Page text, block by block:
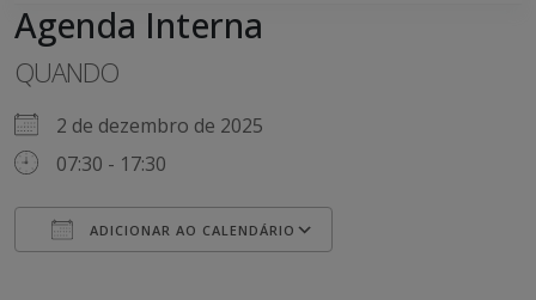
Agenda Interna
QUANDO
2 de dezembro de 2025
07:30 - 17:30
ADICIONAR AO CALENDÁRIO